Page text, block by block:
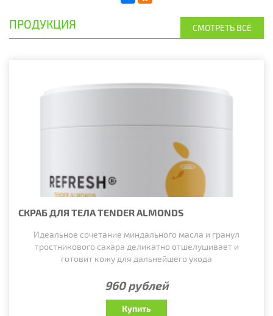
ПРОДУКЦИЯ СМОТРЕТЬ ВСЁ
СКРАБ ДЛЯ ТЕЛА TENDER ALMONDS
Идеальное сочетание миндального масла и гранул
тростникового сахара деликатно отшелушивает и
готовит кожу для дальнейшего ухода
960 рублей
Купить